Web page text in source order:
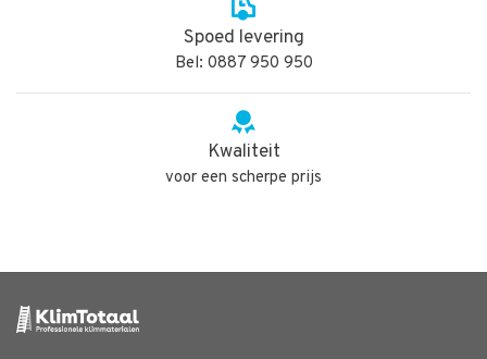
Spoed levering
Bel: 0887 950 950
Kwaliteit
voor een scherpe prijs